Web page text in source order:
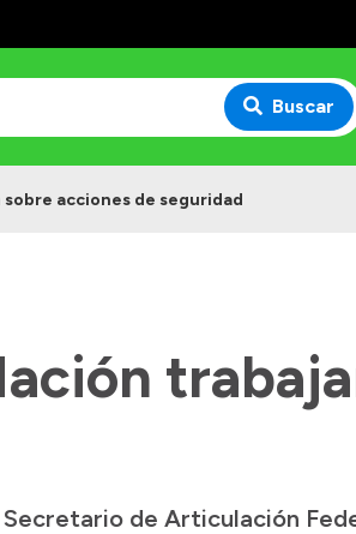
Buscar
sobre acciones de seguridad
de Articulación